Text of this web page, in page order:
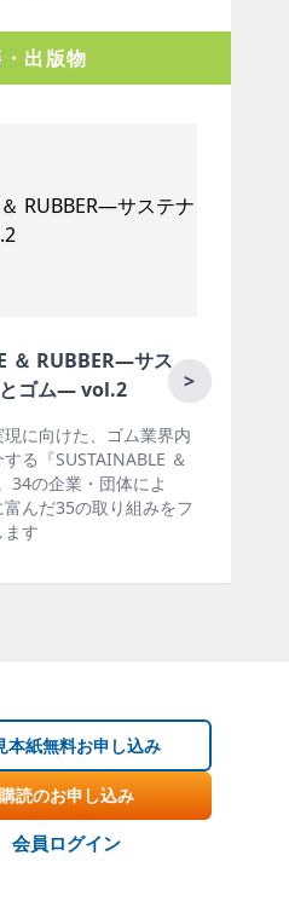
出版物
>
月刊ラバーインダス
ゴム報知新聞の姉妹誌。ゴ
製品・市場分野別の動向、
材料動向、設備・機械の紹
ー、海外企業情報、統計な
本紙無料お申し込み
購読のお申し込み
会員ログイン